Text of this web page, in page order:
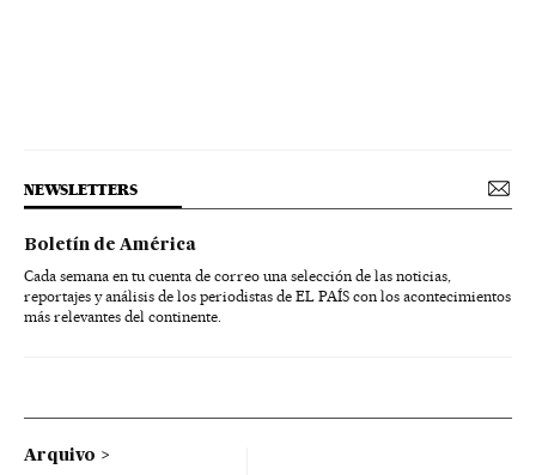
NEWSLETTERS
Boletín de América
Cada semana en tu cuenta de correo una selección de las noticias,
reportajes y análisis de los periodistas de EL PAÍS con los acontecimientos
más relevantes del continente.
Arquivo